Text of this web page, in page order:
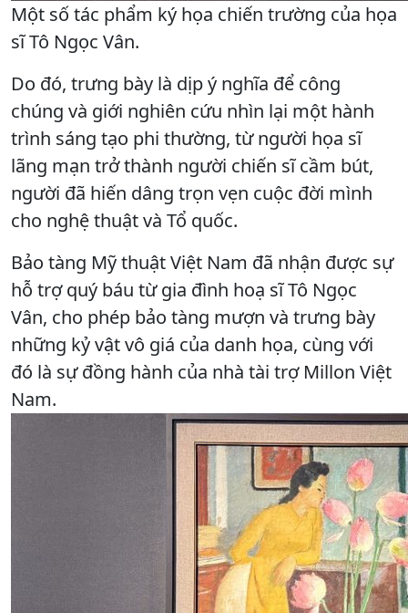
Một số tác phẩm ký họa chiến trường của họa
sĩ Tô Ngọc Vân.
Do đó, trưng bày là dịp ý nghĩa để công
chúng và giới nghiên cứu nhìn lại một hành
trình sáng tạo phi thường, từ người họa sĩ
lãng mạn trở thành người chiến sĩ cầm bút,
người đã hiến dâng trọn vẹn cuộc đời mình
cho nghệ thuật và Tổ quốc.
Bảo tàng Mỹ thuật Việt Nam đã nhận được sự
hỗ trợ quý báu từ gia đình hoạ sĩ Tô Ngọc
Vân, cho phép bảo tàng mượn và trưng bày
những kỷ vật vô giá của danh họa, cùng với
đó là sự đồng hành của nhà tài trợ Millon Việt
Nam.